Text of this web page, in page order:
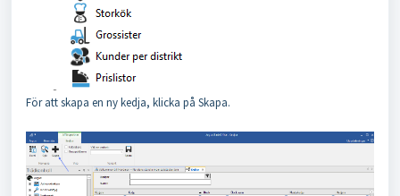
För att skapa en ny kedja, klicka på Skapa.